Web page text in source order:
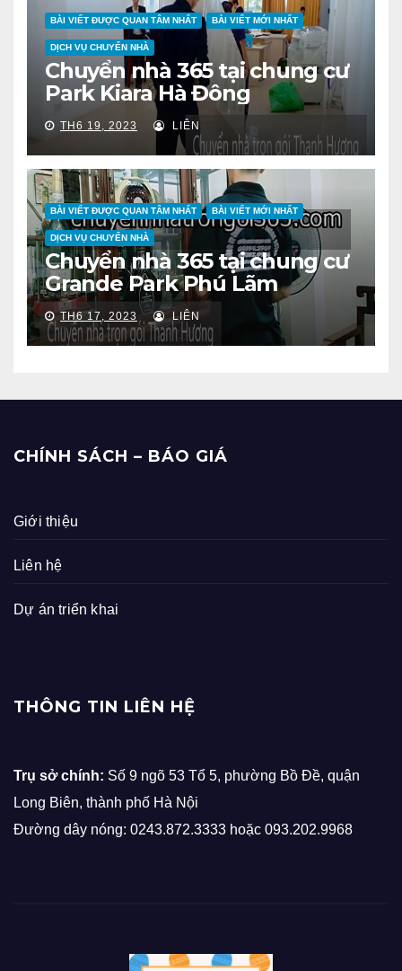
BÀI VIẾT ĐƯỢC QUAN TÂM NHẤT BÀI VIẾT MỚI NHẤT
DỊCH VỤ CHUYỂN NHÀ
Chuyển nhà 365 tại chung cư
Park Kiara Hà Đông
TH6 19, 2023 LIÊN
BÀI VIẾT ĐƯỢC QUAN TÂM NHẤT BÀI VIẾT MỚI NHẤT
DỊCH VỤ CHUYỂN NHÀ
Chuyển nhà 365 tại chung cư
Grande Park Phú Lãm
TH6 17, 2023 LIÊN
CHÍNH SÁCH – BÁO GIÁ
Giới thiệu
Liên hệ
Dự án triển khai
THÔNG TIN LIÊN HỆ
Trụ sở chính: Số 9 ngõ 53 Tổ 5, phường Bồ Đề, quận
Long Biên, thành phố Hà Nội
Đường dây nóng: 0243.872.3333 hoặc 093.202.9968